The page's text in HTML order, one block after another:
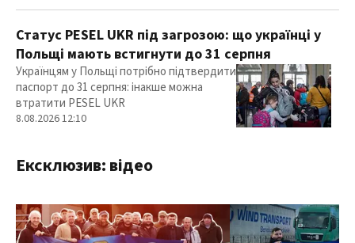
Статус PESEL UKR під загрозою: що українці у
Польщі мають встигнути до 31 серпня
Українцям у Польщі потрібно підтвердити
паспорт до 31 серпня: інакше можна
втратити PESEL UKR
8.08.2026 12:10
Ексклюзив: відео